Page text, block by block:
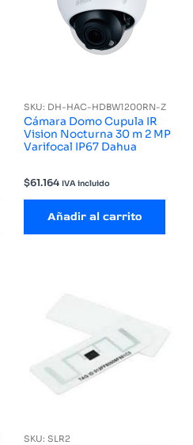
SKU: DH-HAC-HDBW1200RN-Z
Cámara Domo Cupula IR
Vision Nocturna 30 m 2 MP
Varifocal IP67 Dahua
$61.164 IVA incluido
Añadir al carrito
SKU: SLR2